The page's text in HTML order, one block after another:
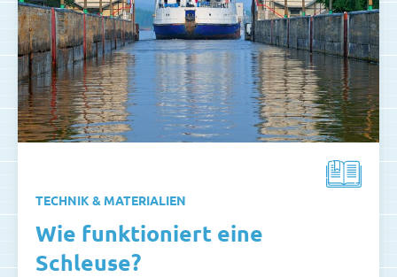
TECHNIK & MATERIALIEN
Wie funktioniert eine
Schleuse?